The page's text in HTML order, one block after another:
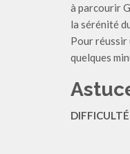
à parcourir
la sérénité
Pour réussir
quelques